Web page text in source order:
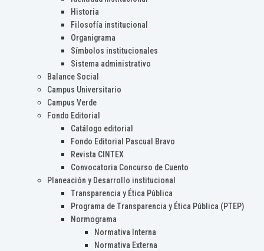
Historia
Filosofía institucional
Organigrama
Símbolos institucionales
Sistema administrativo
Balance Social
Campus Universitario
Campus Verde
Fondo Editorial
Catálogo editorial
Fondo Editorial Pascual Bravo
Revista CINTEX
Convocatoria Concurso de Cuento
Planeación y Desarrollo institucional
Transparencia y Ética Pública
Programa de Transparencia y Ética Pública (PTEP)
Normograma
Normativa Interna
Normativa Externa